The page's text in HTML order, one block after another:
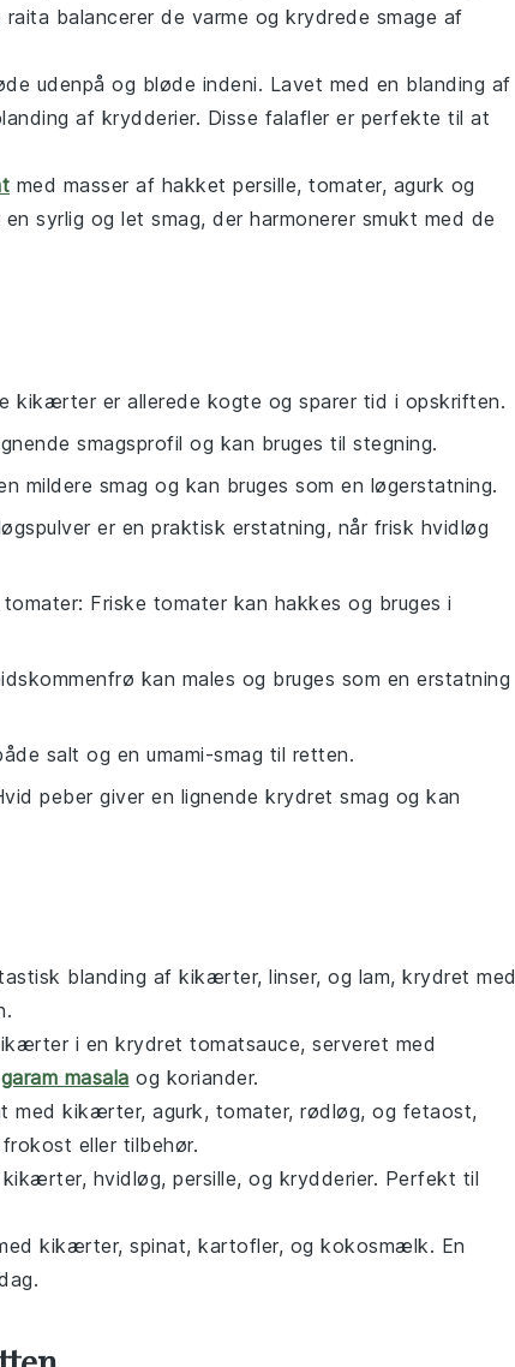
raita balancerer de varme og krydrede smage af
udenpå og bløde indeni. Lavet med en blanding af
af krydderier. Disse falafler er perfekte til at
med masser af hakket persille, tomater, agurk og
en syrlig og let smag, der harmonerer smukt med de
kikærter er allerede kogte og sparer tid i opskriften.
smagsprofil og kan bruges til stegning.
mildere smag og kan bruges som en løgerstatning.
er en praktisk erstatning, når frisk hvidløg
: Friske tomater kan hakkes og bruges i
kan males og bruges som en erstatning
salt og en umami-smag til retten.
peber giver en lignende krydret smag og kan
blanding af kikærter, linser, og lam, krydret med
i en krydret tomatsauce, serveret med
garam masala og koriander.
med kikærter, agurk, tomater, rødløg, og fetaost,
eller tilbehør.
kikærter, hvidløg, persille, og krydderier. Perfekt til
kikærter, spinat, kartofler, og kokosmælk. En